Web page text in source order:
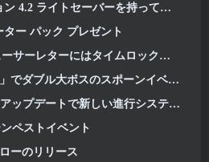
持ってくる, ヌンチャック, ドラマーの先駆者と高揚感の発散者
ー パック プレゼント
タイムロック拡張サーバーの詳細が記載されています
ブル大ボスのスポーンイベントが開始
プデートで新しい進行システムが導入
ペストイベント
ーのリリース